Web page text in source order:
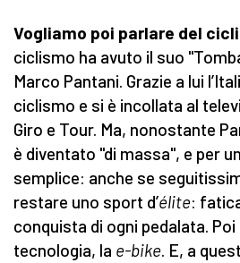
Vogliamo poi parlare del
ciclismo ha avuto il suo
Marco Pantani. Grazie a lui
ciclismo e si è incollata al
Giro e Tour. Ma, nonostante
è diventato "di massa", e per
semplice: anche se
restare uno sport d’élite:
conquista di ogni pedalata.
tecnologia, la e-bike. E, a